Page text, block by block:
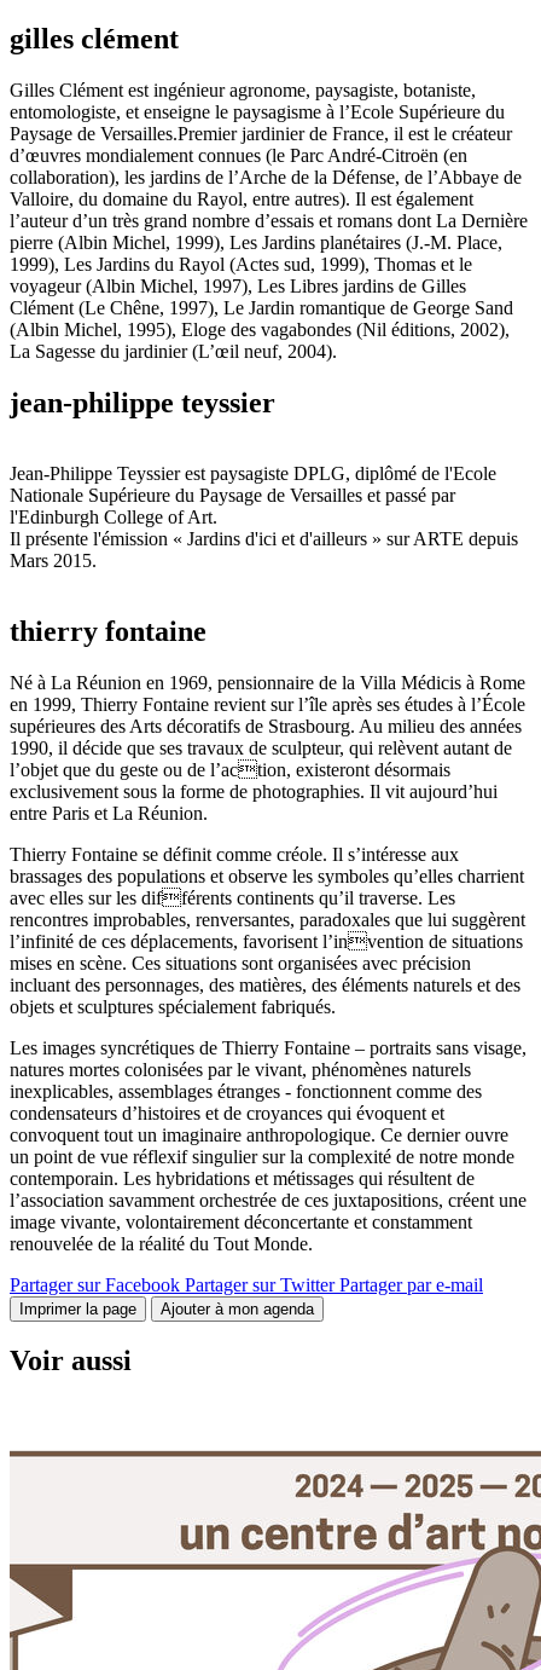
gilles clément
Gilles Clément est ingénieur agronome, paysagiste, botaniste,
entomologiste, et enseigne le paysagisme à l’Ecole Supérieure du
Paysage de Versailles.Premier jardinier de France, il est le créateur
d’œuvres mondialement connues (le Parc André-Citroën (en
collaboration), les jardins de l’Arche de la Défense, de l’Abbaye de
Valloire, du domaine du Rayol, entre autres). Il est également
l’auteur d’un très grand nombre d’essais et romans dont La Dernière
pierre (Albin Michel, 1999), Les Jardins planétaires (J.-M. Place,
1999), Les Jardins du Rayol (Actes sud, 1999), Thomas et le
voyageur (Albin Michel, 1997), Les Libres jardins de Gilles
Clément (Le Chêne, 1997), Le Jardin romantique de George Sand
(Albin Michel, 1995), Eloge des vagabondes (Nil éditions, 2002),
La Sagesse du jardinier (L’œil neuf, 2004).
jean-philippe teyssier
Jean-Philippe Teyssier est paysagiste DPLG, diplômé de l'Ecole
Nationale Supérieure du Paysage de Versailles et passé par
l'Edinburgh College of Art.
Il présente l'émission « Jardins d'ici et d'ailleurs » sur ARTE depuis
Mars 2015.
thierry fontaine
Né à La Réunion en 1969, pensionnaire de la Villa Médicis à Rome
en 1999, Thierry Fontaine revient sur l’île après ses études à l’École
supérieures des Arts décoratifs de Strasbourg. Au milieu des années
1990, il décide que ses travaux de sculpteur, qui relèvent autant de
l’objet que du geste ou de l’action, existeront désormais
exclusivement sous la forme de photographies. Il vit aujourd’hui
entre Paris et La Réunion.
Thierry Fontaine se définit comme créole. Il s’intéresse aux
brassages des populations et observe les symboles qu’elles charrient
avec elles sur les différents continents qu’il traverse. Les
rencontres improbables, renversantes, paradoxales que lui suggèrent
l’infinité de ces déplacements, favorisent l’invention de situations
mises en scène. Ces situations sont organisées avec précision
incluant des personnages, des matières, des éléments naturels et des
objets et sculptures spécialement fabriqués.
Les images syncrétiques de Thierry Fontaine – portraits sans visage,
natures mortes colonisées par le vivant, phénomènes naturels
inexplicables, assemblages étranges - fonctionnent comme des
condensateurs d’histoires et de croyances qui évoquent et
convoquent tout un imaginaire anthropologique. Ce dernier ouvre
un point de vue réflexif singulier sur la complexité de notre monde
contemporain. Les hybridations et métissages qui résultent de
l’association savamment orchestrée de ces juxtapositions, créent une
image vivante, volontairement déconcertante et constamment
renouvelée de la réalité du Tout Monde.
Partager sur Facebook Partager sur Twitter Partager par e-mail
Imprimer la page Ajouter à mon agenda
Voir aussi